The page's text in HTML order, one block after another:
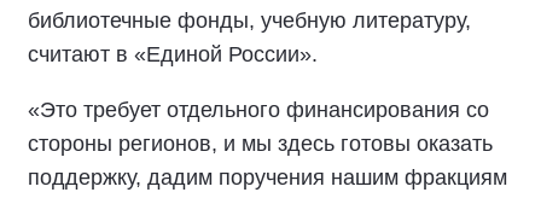
библиотечные фонды, учебную литературу,
считают в «Единой России».
«Это требует отдельного финансирования со
стороны регионов, и мы здесь готовы оказать
поддержку, дадим поручения нашим фракциям